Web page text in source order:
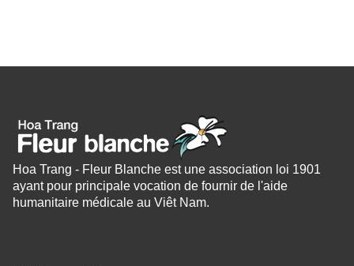
Hoa Trang - Fleur Blanche est une association loi 1901
ayant pour principale vocation de fournir de l'aide
humanitaire médicale au Viêt Nam.